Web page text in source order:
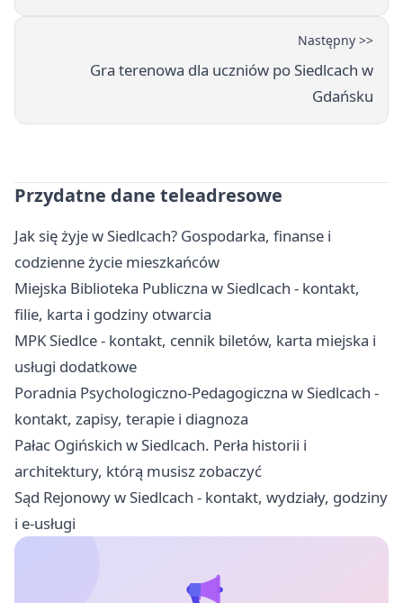
Następny >>
Gra terenowa dla uczniów po Siedlcach w
Gdańsku
Przydatne dane teleadresowe
Jak się żyje w Siedlcach? Gospodarka, finanse i
codzienne życie mieszkańców
Miejska Biblioteka Publiczna w Siedlcach - kontakt,
filie, karta i godziny otwarcia
MPK Siedlce - kontakt, cennik biletów, karta miejska i
usługi dodatkowe
Poradnia Psychologiczno-Pedagogiczna w Siedlcach -
kontakt, zapisy, terapie i diagnoza
Pałac Ogińskich w Siedlcach. Perła historii i
architektury, którą musisz zobaczyć
Sąd Rejonowy w Siedlcach - kontakt, wydziały, godziny
i e-usługi